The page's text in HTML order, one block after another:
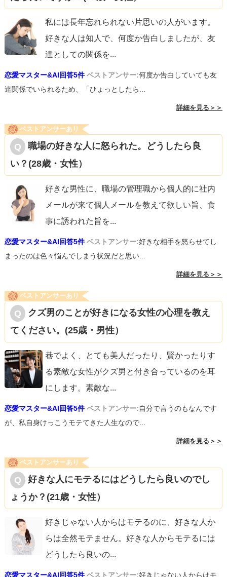
私には長年忘れられない片思いの人がいます。
好きな人は知人で、何度か告白しましたが、友
達としての関係を...
恋愛マスター&AI回答5件 ベストアンサー:何度か告白していても友
達関係でいられるため、「ひょっとしたら...
詳細を見る＞＞
ベストアンサーあり
職場の好きな人に怒られた。どうしたら良
い？(28歳・女性）
好きな男性に、職場の管理職から個人的に社内
メールが来て個人メールを教えて欲しい旨、食
事に誘われた旨を...
恋愛マスター&AI回答5件 ベストアンサー:好きな相手を怒らせてし
まったのは色々悩んでしまう状況だと思い...
詳細を見る＞＞
ベストアンサーあり
クズ男のことが好きになる女性の心理を教え
てください。(25歳・男性）
巷でよく、とても美人だったり、賢かったりす
る素敵な女性がクズ男と付き合っているのを耳
にします。素敵な...
恋愛マスター&AI回答5件 ベストアンサー:自分で言うのもなんです
が、私自身けっこうモテてきた人生なので...
詳細を見る＞＞
ベストアンサーあり
好きな人にモテるにはどうしたら良いのでし
ょうか？(21歳・女性）
好きじゃない人からはモテるのに、好きな人か
らは全然モテません。好きな人からモテるには
どうしたら良いの...
恋愛マスター&AI回答5件 ベストアンサー:好きじゃない人からはモ